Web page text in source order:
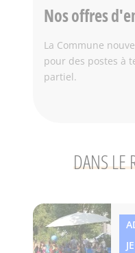
Nos offres
La Commune
pour des postes à
partiel.
DANS LE